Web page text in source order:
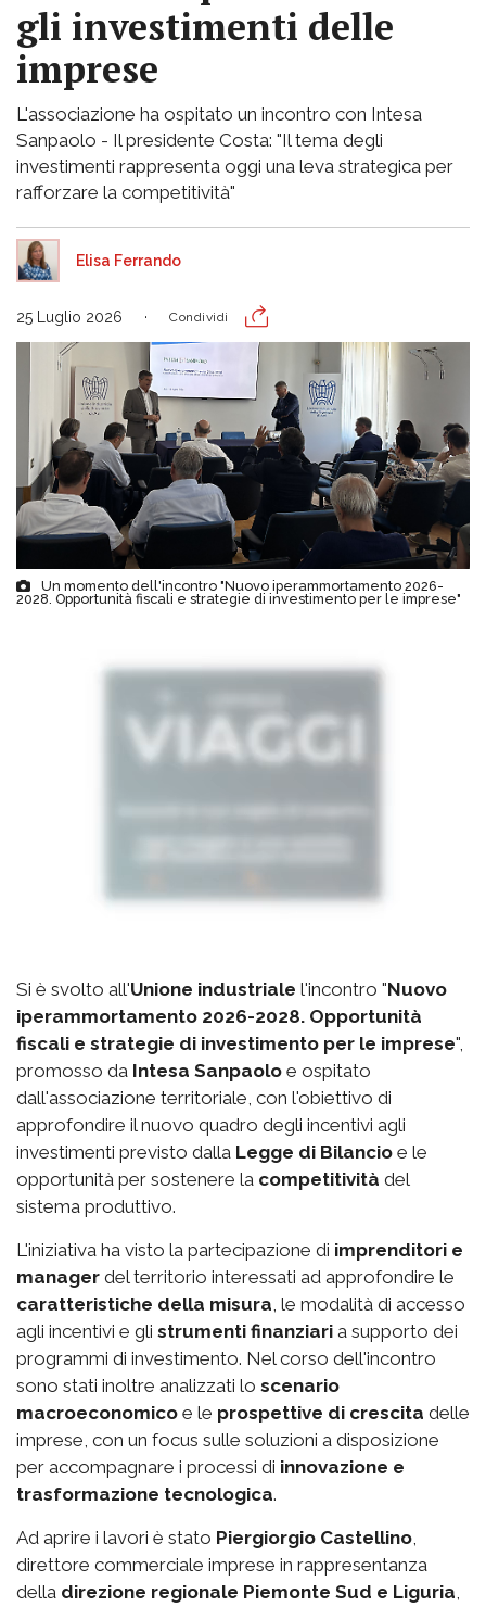
gli investimenti delle
imprese
L'associazione ha ospitato un incontro con Intesa
Sanpaolo - Il presidente Costa: "Il tema degli
investimenti rappresenta oggi una leva strategica per
rafforzare la competitività"
Elisa Ferrando
25 Luglio 2026 Condividi
Un momento dell'incontro "Nuovo iperammortamento 2026-
2028. Opportunità fiscali e strategie di investimento per le imprese"
Si è svolto all'Unione industriale l'incontro "Nuovo
iperammortamento 2026-2028. Opportunità
fiscali e strategie di investimento per le imprese",
promosso da Intesa Sanpaolo e ospitato
dall'associazione territoriale, con l'obiettivo di
approfondire il nuovo quadro degli incentivi agli
investimenti previsto dalla Legge di Bilancio e le
opportunità per sostenere la competitività del
sistema produttivo.
L'iniziativa ha visto la partecipazione di imprenditori e
manager del territorio interessati ad approfondire le
caratteristiche della misura, le modalità di accesso
agli incentivi e gli strumenti finanziari a supporto dei
programmi di investimento. Nel corso dell'incontro
sono stati inoltre analizzati lo scenario
macroeconomico e le prospettive di crescita delle
imprese, con un focus sulle soluzioni a disposizione
per accompagnare i processi di innovazione e
trasformazione tecnologica.
Ad aprire i lavori è stato Piergiorgio Castellino,
direttore commerciale imprese in rappresentanza
della direzione regionale Piemonte Sud e Liguria,